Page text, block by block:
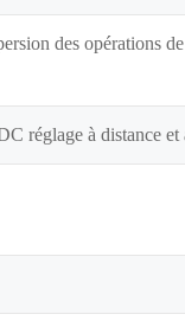
des opérations
réglage à distance